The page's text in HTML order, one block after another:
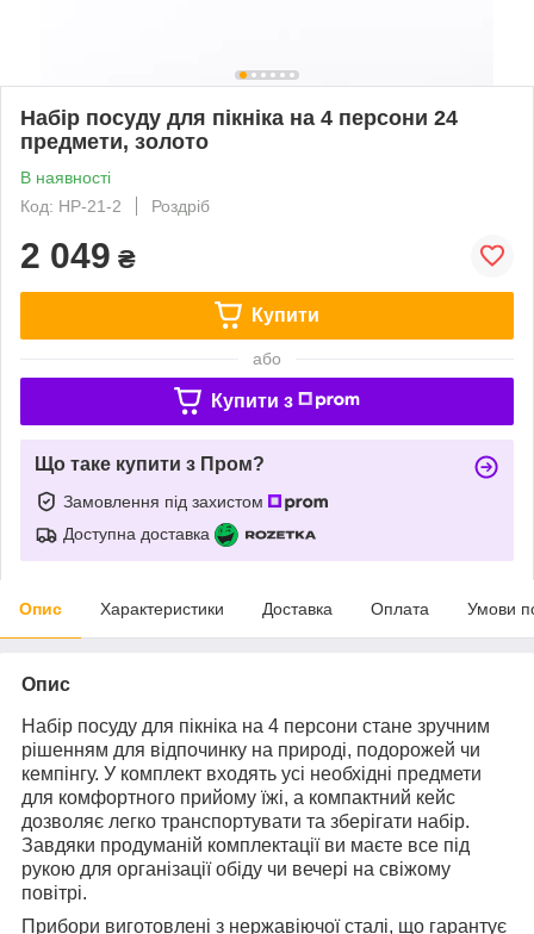
Набір посуду для пікніка на 4 персони 24
предмети, золото
В наявності
Код: HP-21-2
Роздріб
2 049 ₴
Купити
або
Купити з
Що таке купити з Пром?
Замовлення під захистом
Доступна доставка
Опис Характеристики Доставка Оплата Умови
Опис
Набір посуду для пікніка на 4 персони стане зручним
рішенням для відпочинку на природі, подорожей чи
кемпінгу. У комплект входять усі необхідні предмети
для комфортного прийому їжі, а компактний кейс
дозволяє легко транспортувати та зберігати набір.
Завдяки продуманій комплектації ви маєте все під
рукою для організації обіду чи вечері на свіжому
повітрі.
Прибори виготовлені з нержавіючої сталі, що гарантує